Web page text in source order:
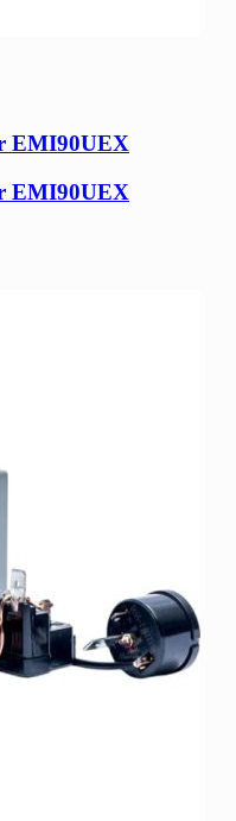
EMI90UEX
EMI90UEX